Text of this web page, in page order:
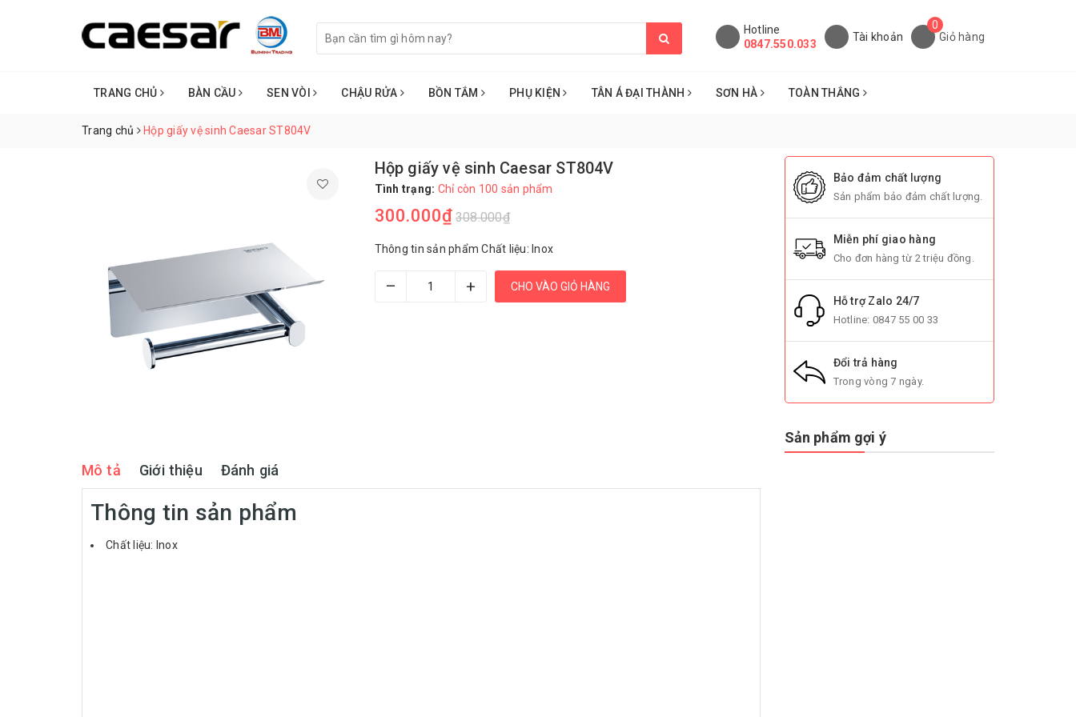
Hotline
0847.550.033
Tài khoản
0
Giỏ hàng
TRANG CHỦ BÀN CẦU SEN VÒI CHẬU RỬA BỒN TẮM PHỤ KIỆN TÂN Á ĐẠI THÀNH SƠN HÀ TOÀN THẮNG
Trang chủ Hộp giấy vệ sinh Caesar ST804V
Hộp giấy vệ sinh Caesar ST804V
Tình trạng: Chỉ còn 100 sản phẩm
300.000₫ 308.000₫
Thông tin sản phẩm Chất liệu: Inox
– + CHO VÀO GIỎ HÀNG
Mô tả Giới thiệu Đánh giá
Thông tin sản phẩm
Chất liệu: Inox
Bảo đảm chất lượng
Sản phẩm bảo đảm chất lượng.
Miễn phí giao hàng
Cho đơn hàng từ 2 triệu đồng.
Hỗ trợ Zalo 24/7
Hotline: 0847 55 00 33
Đổi trả hàng
Trong vòng 7 ngày.
Sản phẩm gợi ý